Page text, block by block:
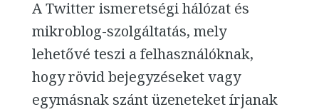
A Twitter ismeretségi hálózat és
mikroblog-szolgáltatás, mely
lehetővé teszi a felhasználóknak,
hogy rövid bejegyzéseket vagy
egymásnak szánt üzeneteket írjanak